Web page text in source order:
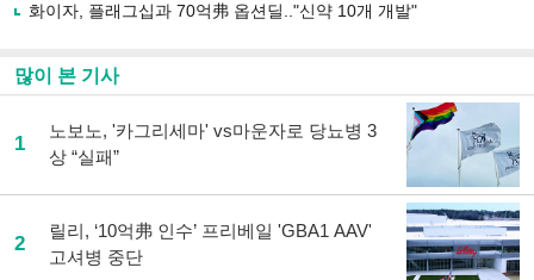
화이자, 플래그십과 70억弗 옵션딜.."신약 10개 개발"
많이 본 기사
1
노보노, '카그리세마' vs마운자로 당뇨병 3
상 “실패”
2
릴리, ‘10억弗 인수’ 프리베일 'GBA1 AAV'
고셔병 중단